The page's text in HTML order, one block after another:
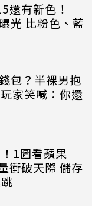
還有新色！
光 比粉色、藍
包？半裸男抱
家笑喊：你還
1圖看蘋果
衝破天際 儲存